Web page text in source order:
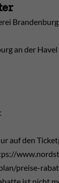
an der Havel
auf den
preise-